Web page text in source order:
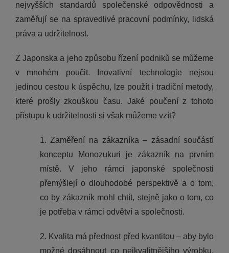
nejvyšších standardů společenské odpovědnosti a
zaměřují se na spravedlivé pracovní podmínky, lidská
práva a udržitelnost.
Z Japonska a jeho způsobu řízení podniků se můžeme
v mnohém poučit. Inovativní technologie nejsou
jedinou cestou k úspěchu, lze použít i tradiční metody,
které prošly zkouškou času. Jaké poučení z tohoto
přístupu k udržitelnosti si však můžeme vzít?
1. Zaměření na zákazníka – zásadní součástí
konceptu Monozukuri je zákazník na prvním
místě. V jeho rámci japonské společnosti
přemýšlejí o dlouhodobé perspektivě a o tom,
co by zákazník mohl chtít, stejně jako o tom, co
je potřeba v rámci odvětví a společnosti.
2. Kvalita má přednost před kvantitou – aby bylo
možné dosáhnout co nejkvalitnějšího výrobku,